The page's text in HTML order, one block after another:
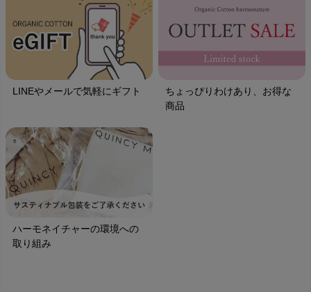
LINEやメールで気軽にギフト
ちょっぴりわけあり、お得な
商品
ハーモネイチャーの環境への
取り組み